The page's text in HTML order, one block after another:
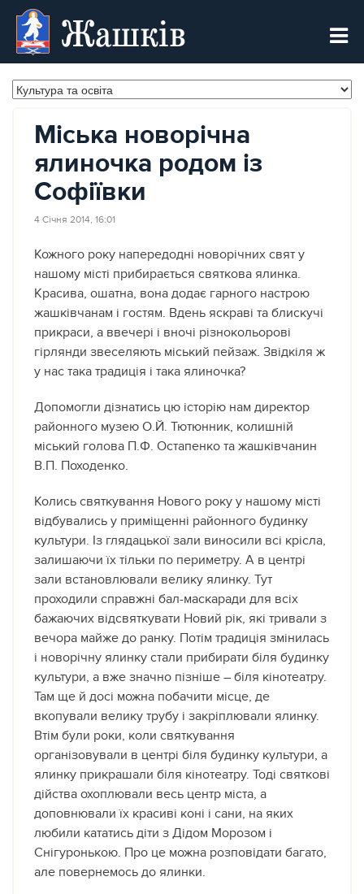
Жашків
Міська новорічна
ялиночка родом із
Софіївки
4 Січня 2014, 16:01
Кожного року напередодні новорічних свят у
нашому місті прибирається святкова ялинка.
Красива, ошатна, вона додає гарного настрою
жашківчанам і гостям. Вдень яскраві та блискучі
прикраси, а ввечері і вночі різнокольорові
гірлянди звеселяють міський пейзаж. Звідкіля ж
у нас така традиція і така ялиночка?
Допомогли дізнатись цю історію нам директор
районного музею О.Й. Тютюнник, колишній
міський голова П.Ф. Остапенко та жашківчанин
В.П. Походенко.
Колись святкування Нового року у нашому місті
відбувались у приміщенні районного будинку
культури. Із глядацької зали виносили всі крісла,
залишаючи їх тільки по периметру. А в центрі
зали встановлювали велику ялинку. Тут
проходили справжні бал-маскаради для всіх
бажаючих відсвяткувати Новий рік, які тривали з
вечора майже до ранку. Потім традиція змінилась
і новорічну ялинку стали прибирати біля будинку
культури, а вже значно пізніше – біля кінотеатру.
Там ще й досі можна побачити місце, де
вкопували велику трубу і закріплювали ялинку.
Втім були роки, коли святкування
організовували в центрі біля будинку культури, а
ялинку прикрашали біля кінотеатру. Тоді святкові
дійства охоплювали весь центр міста, а
доповнювали їх красиві коні і сани, на яких
любили кататись діти з Дідом Морозом і
Снігуронькою. Про це можна розповідати багато,
але повернемось до ялинки.